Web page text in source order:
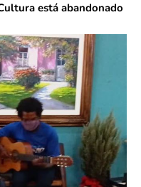
está abandonado